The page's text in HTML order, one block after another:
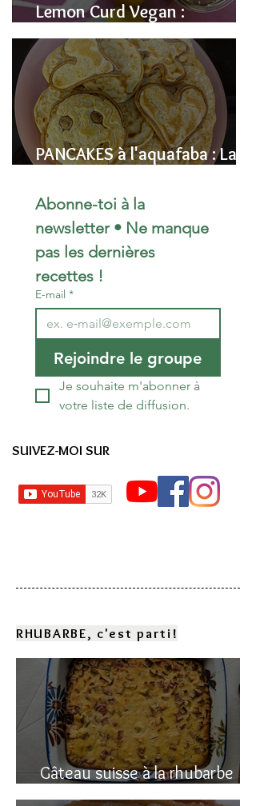
Lemon Curd Vegan :
L'alternative saine aux pois
chiches
PANCAKES à l'aquafaba : La
Moelleuse (Sans Œufs)
Abonne-toi à la
newsletter • Ne manque
pas les dernières
recettes !
E-mail *
Rejoindre le groupe
Je souhaite m'abonner à
votre liste de diffusion.
SUIVEZ-MOI SUR
RHUBARBE, c'est parti!
Gâteau suisse à la rhubarbe
(avec polenta)